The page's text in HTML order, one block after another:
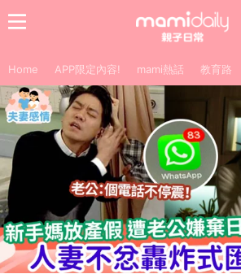
Home APP限定內容! mami熱話 教育路